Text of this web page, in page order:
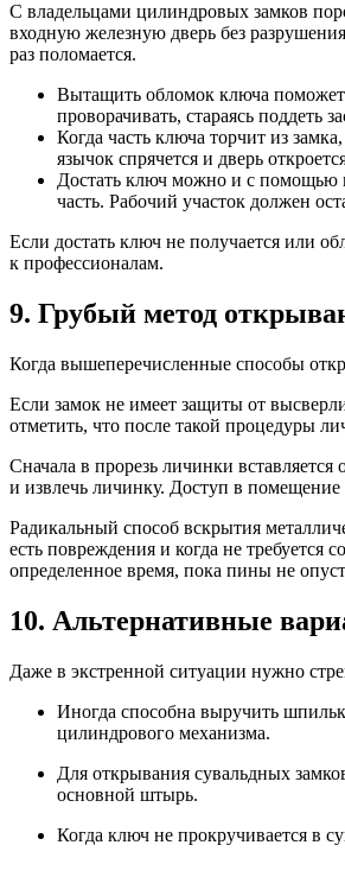
С владельцами цилиндровых замков
входную железную дверь без
раз поломается.
Вытащить обломок ключа
проворачивать, стараясь поддеть
Когда часть ключа торчит из
язычок спрячется и дверь
Достать ключ можно и с помощью
часть. Рабочий участок должен
Если достать ключ не получается или
к профессионалам.
9. Грубый метод
Когда вышеперечисленные способы
Если замок не имеет защиты от
отметить, что после такой процедуры
Сначала в прорезь личинки
и извлечь личинку. Доступ в
Радикальный способ вскрытия
есть повреждения и когда не
определенное время, пока пины не
10. Альтернативные
Даже в экстренной ситуации нужно
Иногда способна выручить
цилиндрового механизма.
Для открывания сувальдных
основной штырь.
Когда ключ не прокручивается в